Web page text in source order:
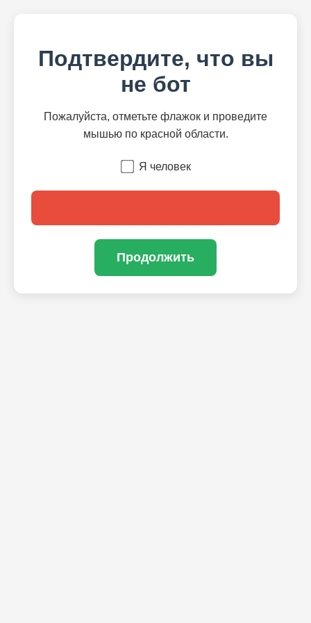
Подтвердите, что вы
не бот
Пожалуйста, отметьте флажок и проведите
мышью по красной области.
Я человек
Продолжить